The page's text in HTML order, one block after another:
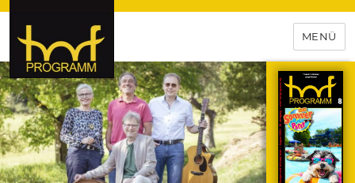
hof-programm – das
Veranstaltungsportal für
Hochfranken
MENÜ